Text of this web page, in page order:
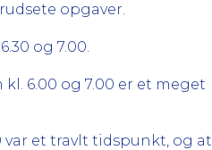
opgaver.
og 7.00.
6.00 og 7.00 er et meget
var et travlt tidspunkt, og at